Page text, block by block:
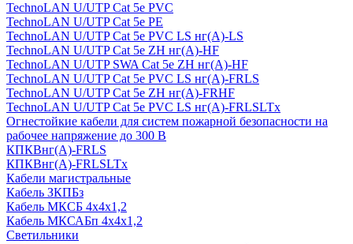
TechnoLAN U/UTP Cat 5e PVC
TechnoLAN U/UTP Cat 5e PE
TechnoLAN U/UTP Cat 5e PVC LS нг(A)-LS
TechnoLAN U/UTP Cat 5e ZH нг(A)-HF
TechnoLAN U/UTP SWA Cat 5e ZH нг(A)-HF
TechnoLAN U/UTP Cat 5e PVC LS нг(A)-FRLS
TechnoLAN U/UTP Cat 5e ZH нг(A)-FRHF
TechnoLAN U/UTP Cat 5e PVC LS нг(A)-FRLSLTx
Огнестойкие кабели для систем пожарной безопасности на
рабочее напряжение до 300 В
КПКВнг(A)-FRLS
КПКВнг(A)-FRLSLTx
Кабели магистральные
Кабель ЗКПБз
Кабель МКСБ 4х4х1,2
Кабель МКСАБп 4х4х1,2
Светильники